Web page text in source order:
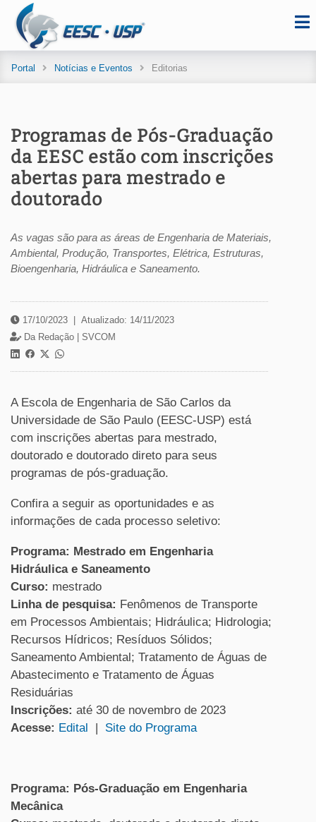
Portal Notícias e Eventos Editorias
Programas de Pós-Graduação
da EESC estão com inscrições
abertas para mestrado e
doutorado
As vagas são para as áreas de Engenharia de Materiais,
Ambiental, Produção, Transportes, Elétrica, Estruturas,
Bioengenharia, Hidráulica e Saneamento.
17/10/2023
Atualizado: 14/11/2023
Da Redação | SVCOM
A Escola de Engenharia de São Carlos da
Universidade de São Paulo (EESC-USP) está
com inscrições abertas para mestrado,
doutorado e doutorado direto para seus
programas de pós-graduação.
Confira a seguir as oportunidades e as
informações de cada processo seletivo:
Programa: Mestrado em Engenharia
Hidráulica e Saneamento
Curso: mestrado
Linha de pesquisa: Fenômenos de Transporte
em Processos Ambientais; Hidráulica; Hidrologia;
Recursos Hídricos; Resíduos Sólidos;
Saneamento Ambiental; Tratamento de Águas de
Abastecimento e Tratamento de Águas
Residuárias
Inscrições: até 30 de novembro de 2023
Acesse: Edital | Site do Programa
Programa: Pós-Graduação em Engenharia
Mecânica